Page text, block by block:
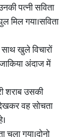
पत्नी सविता
मिल गया।सविता
खुले विचारों
अंदाज में
शराब उसकी
वह सोचता